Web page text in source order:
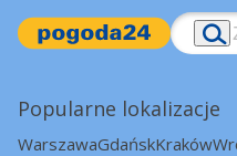
Popularne lokalizacje
WarszawaGdańskKraków